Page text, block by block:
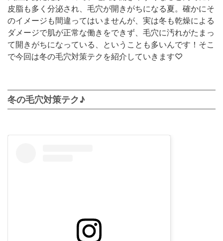
皮脂も多く分泌され、毛穴が開きがちになる夏。確かにそ
のイメージも間違ってはいませんが、実は冬も乾燥による
ダメージで肌が正常な働きをできず、毛穴に汚れがたまっ
て開きがちになっている、ということも多いんです！そこ
で今回は冬の毛穴対策テクを紹介していきます♡
冬の毛穴対策テク♪